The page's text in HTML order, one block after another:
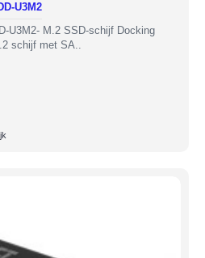
U3M2
U3M2 - M.2 SSD-schijf Docking
schijf met SA..